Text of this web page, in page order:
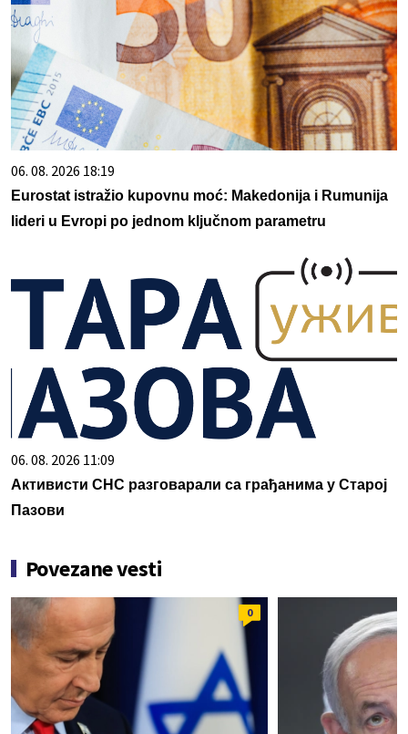
06. 08. 2026 18:19
Eurostat istražio kupovnu moć: Makedonija i Rumunija
lideri u Evropi po jednom ključnom parametru
06. 08. 2026 11:09
Активисти СНС разговарали са грађанима у Старој
Пазови
Povezane vesti
0